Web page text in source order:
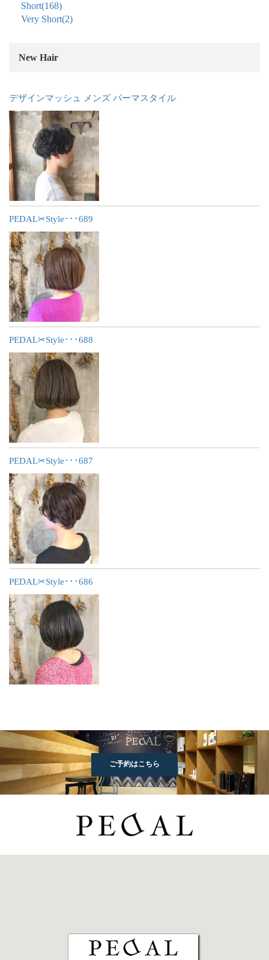
Short(168)
Very Short(2)
New Hair
デザインマッシュ メンズ パーマスタイル
PEDAL✂︎Style･･･689
PEDAL✂︎Style･･･688
PEDAL✂︎Style･･･687
PEDAL✂︎Style･･･686
ご予約はこちら